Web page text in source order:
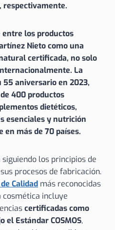
, respectivamente.
entre los productos
Nietocomo una
certificada, no solo
La
55 aniversario en 2023,
400 productos
dietéticos,
esenciales y nutrición
en más de 70 países.
siguiendo los principios de
procesos de fabricación.
Calidad más reconocidas
cosmética incluye
certificadas como
el Estándar COSMOS,